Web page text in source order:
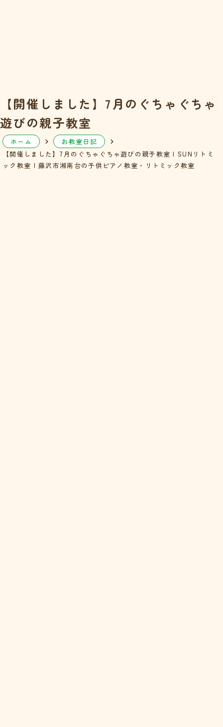
【開催しました】7月のぐちゃぐちゃ
遊びの親子教室
ホーム
お教室日記
【開催しました】7月のぐちゃぐちゃ遊びの親子教室 | SUNリトミ
ック教室 | 藤沢市湘南台の子供ピアノ教室・リトミック教室